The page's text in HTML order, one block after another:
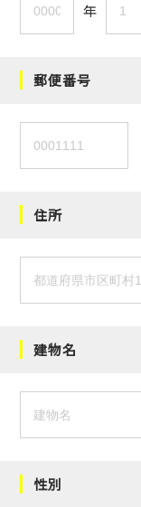
年
郵便番号
住所
建物名
性別